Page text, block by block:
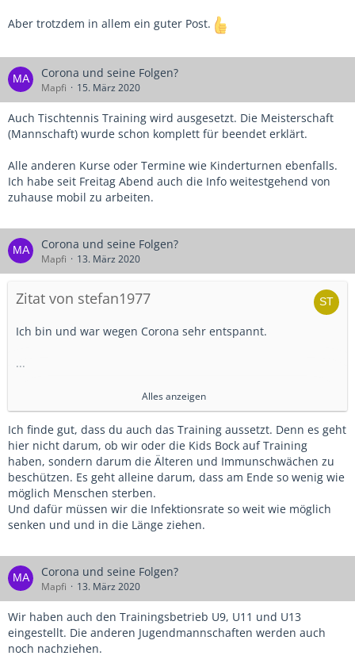
Aber trotzdem in allem ein guter Post.
Corona und seine Folgen?
Mapfi 15. März 2020
Auch Tischtennis Training wird ausgesetzt. Die Meisterschaft
(Mannschaft) wurde schon komplett für beendet erklärt.
Alle anderen Kurse oder Termine wie Kinderturnen ebenfalls.
Ich habe seit Freitag Abend auch die Info weitestgehend von
zuhause mobil zu arbeiten.
Corona und seine Folgen?
Mapfi 13. März 2020
Zitat von stefan1977
Ich bin und war wegen Corona sehr entspannt.
...
Ich will hier nicht kleinere Versammlungen anbieten
während die Schulen usw. schließen.
Fällt mir sehr schwer, weil ich gerade richtig Bock habe!
Alles anzeigen
Ich finde gut, dass du auch das Training aussetzt. Denn es geht
hier nicht darum, ob wir oder die Kids Bock auf Training
haben, sondern darum die Älteren und Immunschwächen zu
beschützen. Es geht alleine darum, dass am Ende so wenig wie
möglich Menschen sterben.
Und dafür müssen wir die Infektionsrate so weit wie möglich
senken und und in die Länge ziehen.
Corona und seine Folgen?
Mapfi 13. März 2020
Wir haben auch den Trainingsbetrieb U9, U11 und U13
eingestellt. Die anderen Jugendmannschaften werden auch
noch nachziehen.